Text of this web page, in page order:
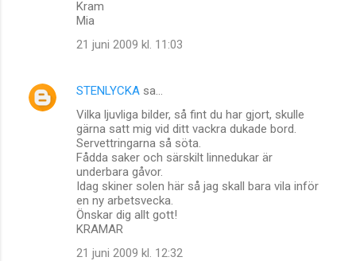
Kram
Mia
21 juni 2009 kl. 11:03
STENLYCKA sa…
Vilka ljuvliga bilder, så fint du har gjort, skulle
gärna satt mig vid ditt vackra dukade bord.
Servettringarna så söta.
Fådda saker och särskilt linnedukar är
underbara gåvor.
Idag skiner solen här så jag skall bara vila inför
en ny arbetsvecka.
Önskar dig allt gott!
KRAMAR
21 juni 2009 kl. 12:32